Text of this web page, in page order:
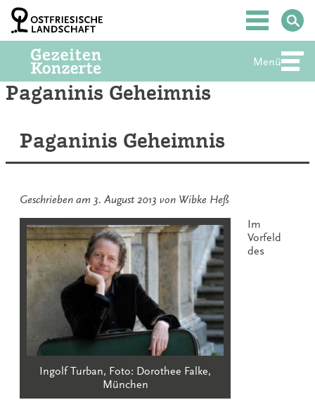
Zum
Inhalt
springen
Hauptmenü
Menü
Paganinis Geheimnis
Paganinis Geheimnis
Geschrieben am 3. August 2013 von Wibke Heß
Ingolf Turban, Foto: Dorothee Falke,
München
Im
Vorfeld
des